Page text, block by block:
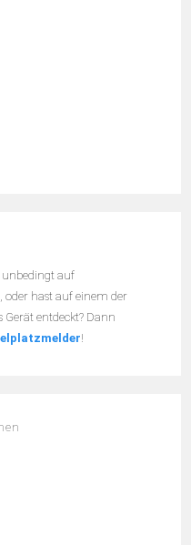
unbedingt auf
oder hast auf einem der
Gerät entdeckt? Dann
!